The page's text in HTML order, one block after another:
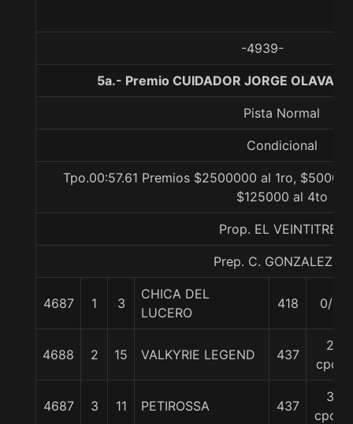
-4939-
5a.- Premio CUIDADOR JORGE
Pista Normal
Condicional
Tpo.00:57.61 Premios $2500000 al 1ro,
$125000 al 4to
Prop. EL VEINTITRES
Prep. C. GONZALEZ M.
4687 1 3
CHICA DEL
LUCERO
418 0/0
4688 2 15 VALKYRIE LEGEND 437
2
cpos
4687 3 11 PETIROSSA 437
3
cpos.